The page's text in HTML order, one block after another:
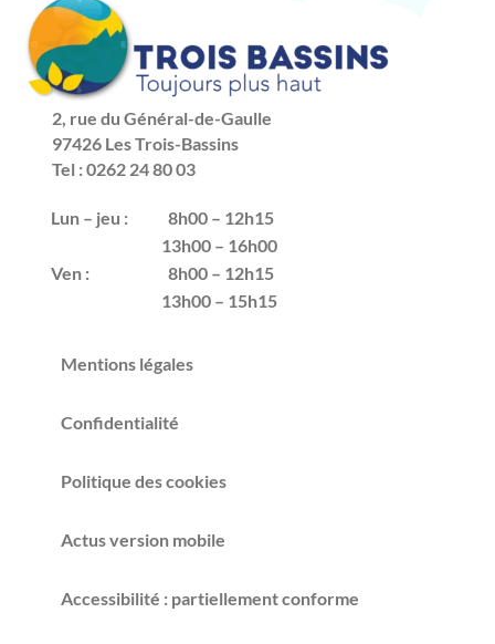
2, rue du Général-de-Gaulle
97426 Les Trois-Bassins
Tel : 0262 24 80 03
Lun – jeu :
8h00 – 12h15
13h00 – 16h00
Ven :
8h00 – 12h15
13h00 – 15h15
Mentions légales
Confidentialité
Politique des cookies
Actus version mobile
Accessibilité : partiellement conforme